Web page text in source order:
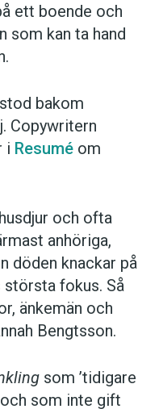
ett boende och
som kan ta hand
bakom
Copywritern
i Resumé om
och ofta
anhöriga,
döden knackar på
största fokus. Så
änkemän och
Bengtsson.
som ’tidigare
som inte gift